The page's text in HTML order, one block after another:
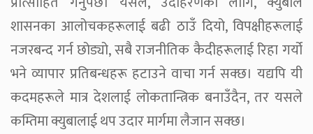
शासनका आलोचकहरूलाई बढी ठाउँ दियो, विपक्षीहरूलाई
नजरबन्द गर्न छोड्यो, सबै राजनीतिक कैदीहरूलाई रिहा गर्यो
भने व्यापार प्रतिबन्धहरू हटाउने वाचा गर्न सक्छ। यद्यपि यी
कदमहरूले मात्र देशलाई लोकतान्त्रिक बनाउँदैन, तर यसले
कम्तिमा क्युबालाई थप उदार मार्गमा लैजान सक्छ।